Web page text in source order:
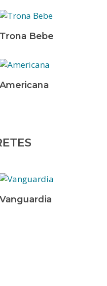
Leer Más
Trona Bebe
Leer Más
Americana
Vanguardia